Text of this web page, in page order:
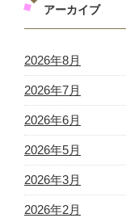
アーカイブ
2026年8月
2026年7月
2026年6月
2026年5月
2026年3月
2026年2月